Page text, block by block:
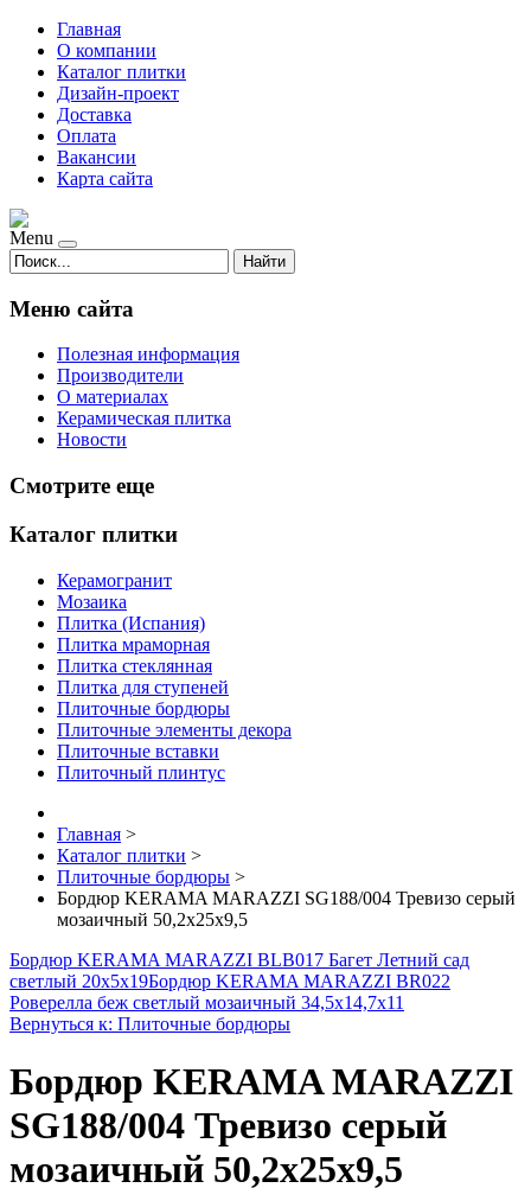
Главная
О компании
Каталог плитки
Дизайн-проект
Доставка
Оплата
Вакансии
Карта сайта
Menu
Найти
Меню сайта
Полезная информация
Производители
О материалах
Керамическая плитка
Новости
Смотрите еще
Каталог плитки
Керамогранит
Мозаика
Плитка (Испания)
Плитка мраморная
Плитка стеклянная
Плитка для ступеней
Плиточные бордюры
Плиточные элементы декора
Плиточные вставки
Плиточный плинтус
Главная >
Каталог плитки >
Плиточные бордюры >
Бордюр KERAMA MARAZZI SG188/004 Тревизо серый
мозаичный 50,2х25х9,5
Бордюр KERAMA MARAZZI BLB017 Багет Летний сад
светлый 20х5х19Бордюр KERAMA MARAZZI BR022
Роверелла беж светлый мозаичный 34,5х14,7х11
Вернуться к: Плиточные бордюры
Бордюр KERAMA MARAZZI
SG188/004 Тревизо серый
мозаичный 50,2х25х9,5